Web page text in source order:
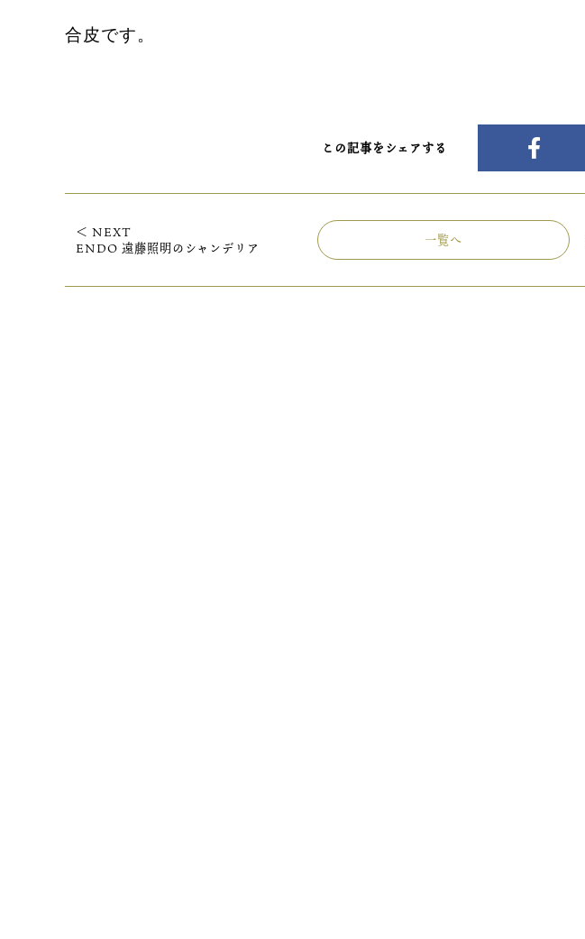
合皮です。
この記事をシェアする
＜ NEXT
ENDO 遠藤照明のシャンデリア
一覧へ